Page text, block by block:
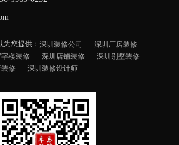
您提供： 深圳装修公司
深圳厂房装修
楼装修 深圳店铺装修
深圳别墅装修
修 深圳装修设计师